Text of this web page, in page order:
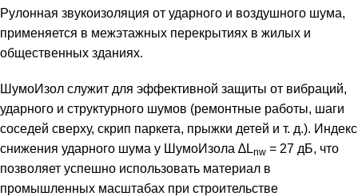
Рулонная звукоизоляция от ударного и воздушного шума,
применяется в межэтажных перекрытиях в жилых и
общественных зданиях.
ШумоИзол служит для эффективной защиты от вибраций,
ударного и структурного шумов (ремонтные работы, шаги
соседей сверху, скрип паркета, прыжки детей и т. д.). Индекс
снижения ударного шума у ШумоИзола ∆Lnw = 27 дБ, что
позволяет успешно использовать материал в
промышленных масштабах при строительстве